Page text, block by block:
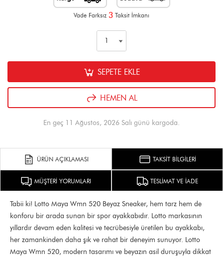
Vade Farksız 3 Taksit İmkanı
SEPETE EKLE
HEMEN AL
En geç 11 Ağustos, 2026 Salı günü kargoda.
ÜRÜN AÇIKLAMASI TAKSİT BİLGİLERİ
MÜŞTERİ YORUMLARI TESLİMAT VE İADE
Tabii ki! Lotto Maya Wmn 520 Beyaz Sneaker, hem tarz hem de
konforu bir arada sunan bir spor ayakkabıdır. Lotto markasının
yıllardır devam eden kalitesi ve tecrübesiyle üretilen bu ayakkabı,
her zamankinden daha şık ve rahat bir deneyim sunuyor. Lotto
Maya Wmn 520, modern tasarımı ve beyazın asil duruşuyla dikkat